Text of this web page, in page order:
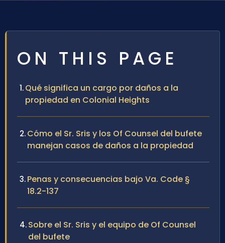
ON THIS PAGE
Qué significa un cargo por daños a la
propiedad en Colonial Heights
Cómo el Sr. Sris y los Of Counsel del bufete
manejan casos de daños a la propiedad
Penas y consecuencias bajo Va. Code §
18.2-137
Sobre el Sr. Sris y el equipo de Of Counsel
del bufete